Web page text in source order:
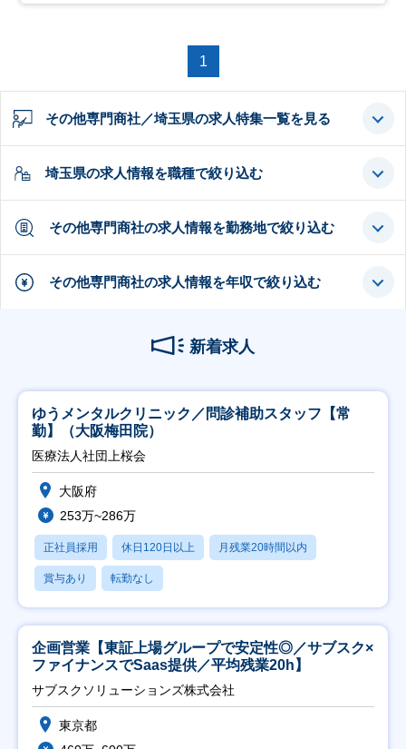
1
その他専門商社／埼玉県の求人特集一覧を見る
埼玉県の求人情報を職種で絞り込む
その他専門商社の求人情報を勤務地で絞り込む
その他専門商社の求人情報を年収で絞り込む
新着求人
ゆうメンタルクリニック／問診補助スタッフ【常
勤】（大阪梅田院）
医療法人社団上桜会
大阪府
253万~286万
正社員採用 休日120日以上 月残業20時間以内
賞与あり 転勤なし
企画営業【東証上場グループで安定性◎／サブスク×
ファイナンスでSaas提供／平均残業20h】
サブスクソリューションズ株式会社
東京都